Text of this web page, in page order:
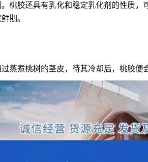
桃胶还具有乳化和稳定乳化剂的性质
期。
蒸煮桃树的茎皮，待其冷却后，桃胶便